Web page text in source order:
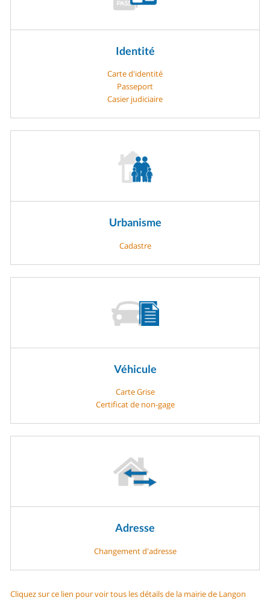
Identité
Carte d'identité
Passeport
Casier judiciaire
Urbanisme
Cadastre
Véhicule
Carte Grise
Certificat de non-gage
Adresse
Changement d'adresse
Cliquez sur ce lien pour voir tous les détails de la mairie de Langon